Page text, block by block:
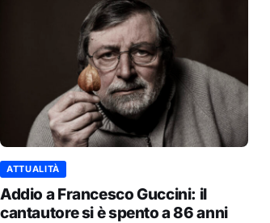
ATTUALITÀ
Addio a Francesco Guccini: il
cantautore si è spento a 86 anni